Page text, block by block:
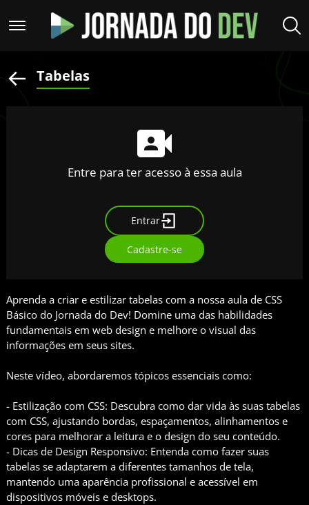
Tabelas
Entre para ter acesso à essa aula
Entrar
Cadastre-se
Aprenda a criar e estilizar tabelas com a nossa aula de CSS
Básico do Jornada do Dev! Domine uma das habilidades
fundamentais em web design e melhore o visual das
informações em seus sites.
Neste vídeo, abordaremos tópicos essenciais como:
- Estilização com CSS: Descubra como dar vida às suas tabelas
com CSS, ajustando bordas, espaçamentos, alinhamentos e
cores para melhorar a leitura e o design do seu conteúdo.
- Dicas de Design Responsivo: Entenda como fazer suas
tabelas se adaptarem a diferentes tamanhos de tela,
mantendo uma aparência profissional e acessível em
dispositivos móveis e desktops.